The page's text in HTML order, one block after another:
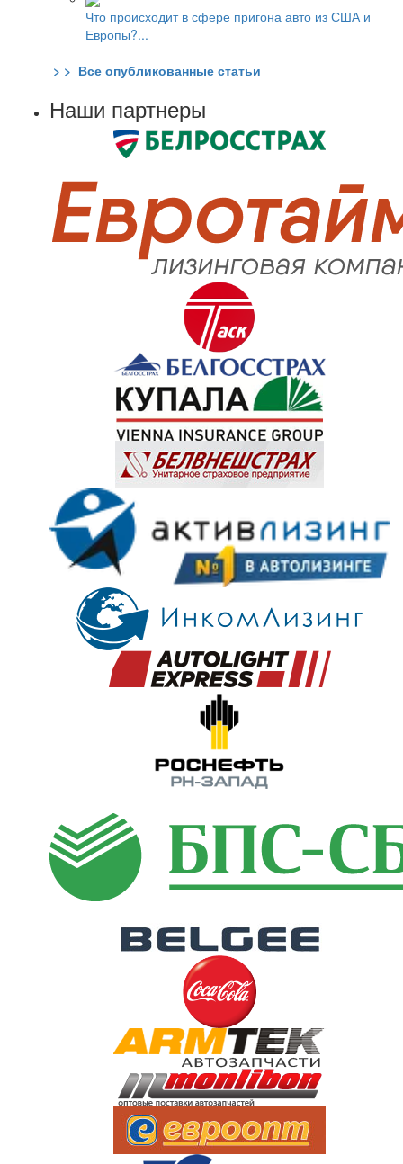
Что происходит в сфере пригона авто из США и
Европы?...
> > Все опубликованные статьи
Наши партнеры